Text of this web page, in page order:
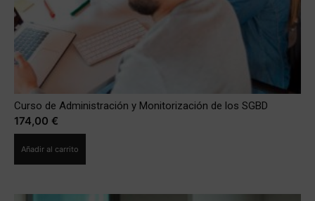
Curso de Administración y Monitorización de los SGBD
174,00 €
Añadir al carrito